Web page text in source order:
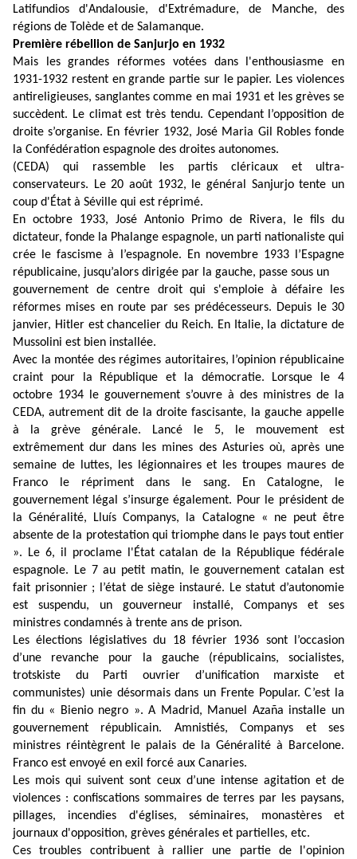
Latifundios d'Andalousie, d'Extrémadure, de Manche, des
régions de Tolède et de Salamanque.
Première rébellion de Sanjurjo en 1932
Mais les grandes réformes votées dans l'enthousiasme en
1931-1932 restent en grande partie sur le papier. Les violences
antireligieuses, sanglantes comme en mai 1931 et les grèves se
succèdent. Le climat est très tendu. Cependant l’opposition de
droite s’organise. En février 1932, José Maria Gil Robles fonde
la Confédération espagnole des droites autonomes.
(CEDA) qui rassemble les partis cléricaux et ultra-
conservateurs. Le 20 août 1932, le général Sanjurjo tente un
coup d'État à Séville qui est réprimé.
En octobre 1933, José Antonio Primo de Rivera, le fils du
dictateur, fonde la Phalange espagnole, un parti nationaliste qui
crée le fascisme à l’espagnole. En novembre 1933 l’Espagne
républicaine, jusqu’alors dirigée par la gauche, passe sous un
gouvernement de centre droit qui s'emploie à défaire les
réformes mises en route par ses prédécesseurs. Depuis le 30
janvier, Hitler est chancelier du Reich. En Italie, la dictature de
Mussolini est bien installée.
Avec la montée des régimes autoritaires, l’opinion républicaine
craint pour la République et la démocratie. Lorsque le 4
octobre 1934 le gouvernement s’ouvre à des ministres de la
CEDA, autrement dit de la droite fascisante, la gauche appelle
à la grève générale. Lancé le 5, le mouvement est
extrêmement dur dans les mines des Asturies où, après une
semaine de luttes, les légionnaires et les troupes maures de
Franco le répriment dans le sang. En Catalogne, le
gouvernement légal s’insurge également. Pour le président de
la Généralité, Lluís Companys, la Catalogne « ne peut être
absente de la protestation qui triomphe dans le pays tout entier
». Le 6, il proclame l'État catalan de la République fédérale
espagnole. Le 7 au petit matin, le gouvernement catalan est
fait prisonnier ; l’état de siège instauré. Le statut d’autonomie
est suspendu, un gouverneur installé, Companys et ses
ministres condamnés à trente ans de prison.
Les élections législatives du 18 février 1936 sont l’occasion
d’une revanche pour la gauche (républicains, socialistes,
trotskiste du Parti ouvrier d’unification marxiste et
communistes) unie désormais dans un Frente Popular. C’est la
fin du « Bienio negro ». A Madrid, Manuel Azaña installe un
gouvernement républicain. Amnistiés, Companys et ses
ministres réintègrent le palais de la Généralité à Barcelone.
Franco est envoyé en exil forcé aux Canaries.
Les mois qui suivent sont ceux d’une intense agitation et de
violences : confiscations sommaires de terres par les paysans,
pillages, incendies d'églises, séminaires, monastères et
journaux d'opposition, grèves générales et partielles, etc.
Ces troubles contribuent à rallier une partie de l'opinion